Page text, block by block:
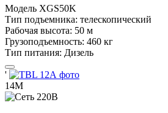
Модель XGS50K
Тип подъемника: телескопический
Рабочая высота: 50 м
Грузоподъемность: 460 кг
Тип питания: Дизель
'
14М